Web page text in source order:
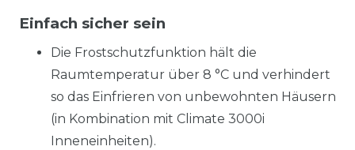
Einfach sicher sein
Die Frostschutzfunktion hält die
Raumtemperatur über 8 °C und verhindert
so das Einfrieren von unbewohnten Häusern
(in Kombination mit Climate 3000i
Inneneinheiten).